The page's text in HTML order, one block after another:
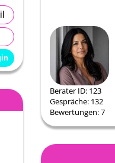
Sunja
PIN: 123
Berater ID: 123
Gespräche: 132
Bewertungen: 7